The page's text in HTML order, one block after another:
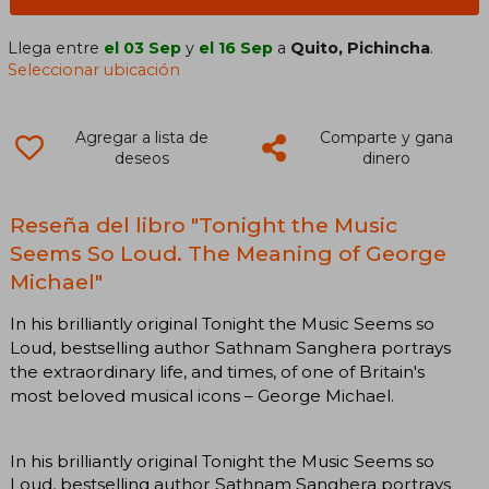
Llega entre el 03 Sep y el 16 Sep a Quito, Pichincha.
Seleccionar ubicación
Agregar a lista de
deseos
Comparte y gana
dinero
Reseña del libro "Tonight the Music
Seems So Loud. The Meaning of George
Michael"
In his brilliantly original Tonight the Music Seems so
Loud, bestselling author Sathnam Sanghera portrays
the extraordinary life, and times, of one of Britain's
most beloved musical icons – George Michael.
In his brilliantly original Tonight the Music Seems so
Loud, bestselling author Sathnam Sanghera portrays